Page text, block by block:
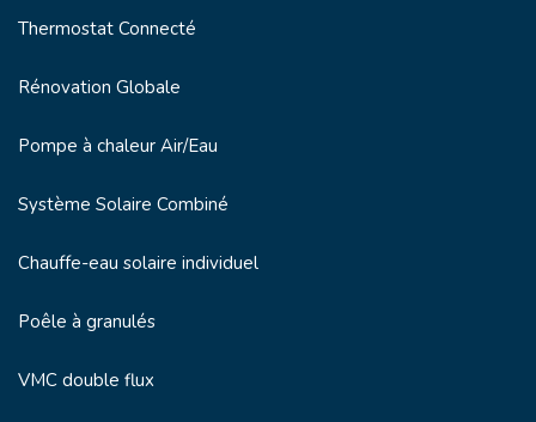
Thermostat Connecté
Rénovation Globale
Pompe à chaleur Air/Eau
Système Solaire Combiné
Chauffe-eau solaire individuel
Poêle à granulés
VMC double flux